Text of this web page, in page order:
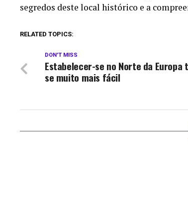
segredos deste local histórico e a
RELATED TOPICS:
DON'T MISS
Estabelecer-se no Norte da Europa
se muito mais fácil